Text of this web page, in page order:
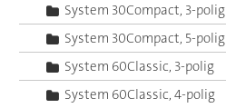
System 30Compact, 3-polig
System 30Compact, 5-polig
System 60Classic, 3-polig
System 60Classic, 4-polig